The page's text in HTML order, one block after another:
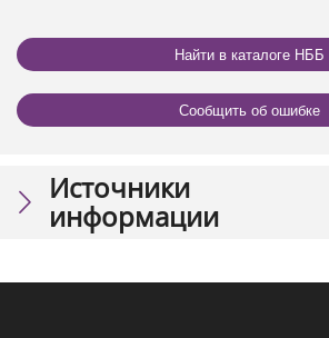
Найти в каталоге НББ
Сообщить об ошибке
Источники
информации